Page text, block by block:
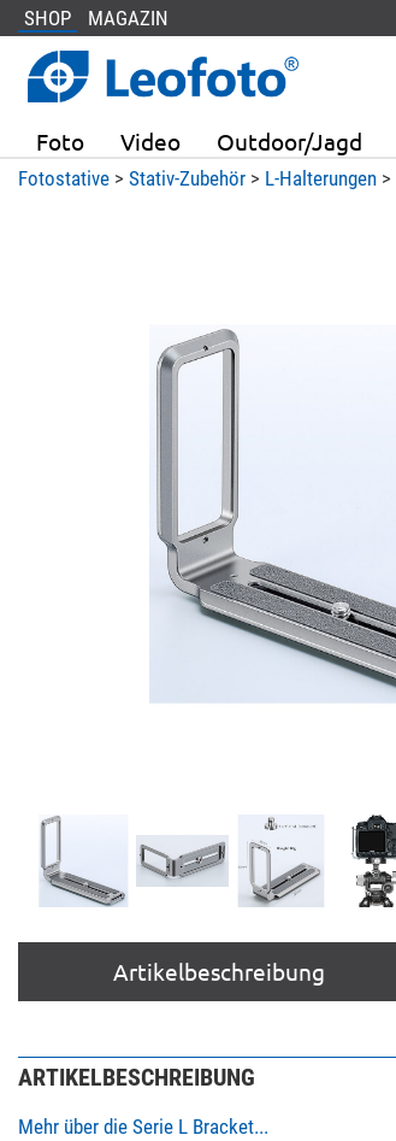
SHOP MAGAZIN
Foto Video Outdoor/Jagd
Fotostative> Stativ-Zubehör> L-Halterungen>
Artikelbeschreibung
ARTIKELBESCHREIBUNG
Mehr über die Serie L Bracket...